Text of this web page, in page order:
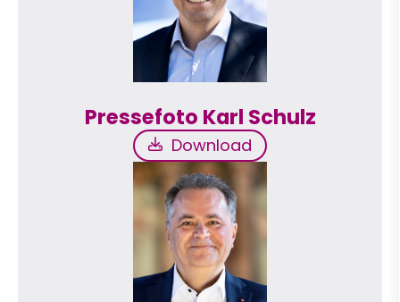
Download
Download
Pressefoto Karl Schulz